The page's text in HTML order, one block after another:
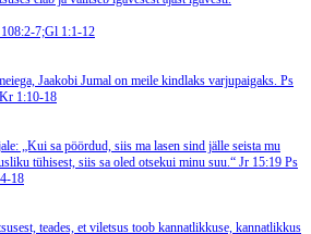
7;Gl 1:1-12
Jaakobi Jumal on meile kindlaks varjupaigaks. Ps
1:10-18
„Kui sa pöördud, siis ma lasen sind jälle seista mu
tühisest, siis sa oled otsekui minu suu.“ Jr 15:19 Ps
18
teades, et viletsus toob kannatlikkuse, kannatlikkus